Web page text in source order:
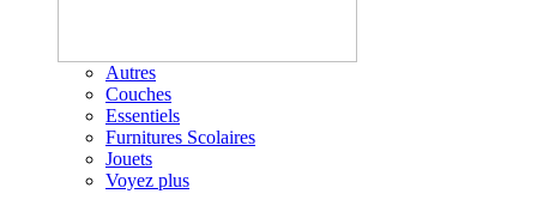
Autres
Couches
Essentiels
Furnitures Scolaires
Jouets
Voyez plus